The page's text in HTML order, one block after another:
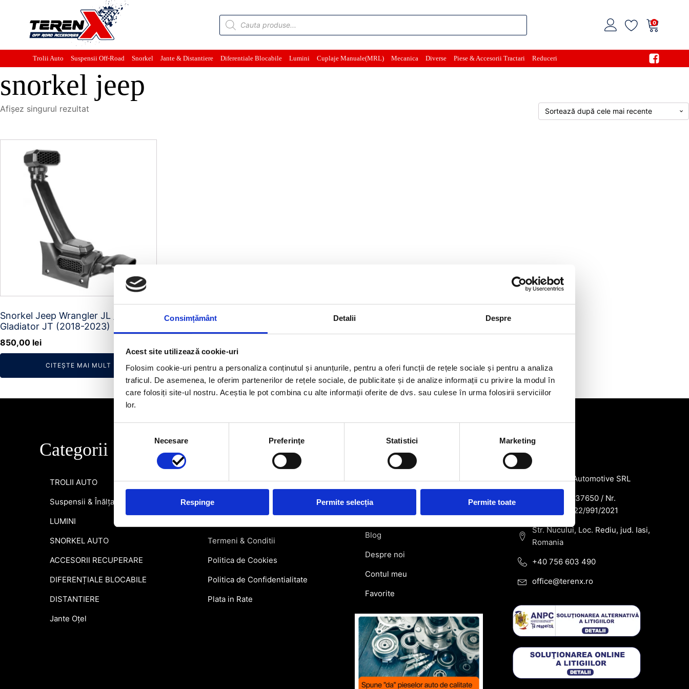
Consimțământ Detalii Despre
Acest site utilizează cookie-uri
Folosim cookie-uri pentru a personaliza conținutul și anunțurile, pentru a oferi funcții de rețele sociale și pentru a analiza
traficul. De asemenea, le oferim partenerilor de rețele sociale, de publicitate și de analize informații cu privire la modul în
care folosiți site-ul nostru. Aceștia le pot combina cu alte informații oferite de dvs. sau culese în urma folosirii serviciilor
lor.
consimțământului
Necesare Preferinţe Statistici Marketing
Respinge Permite selecția Permite toate
Products
search
0
Trolii Auto Suspensii Off-Road Snorkel Jante & Distantiere Diferentiale Blocabile Lumini Cuplaje Manuale(MRL) Mecanica Diverse Piese & Accesorii Tractari Reduceri
snorkel jeep
Afișez singurul rezultat
Snorkel Jeep Wrangler JL /
Gladiator JT (2018-2023)
850,00 lei
CITEȘTE MAI MULT
Categorii
TROLII AUTO
Suspensii & Înălțare
LUMINI
SNORKEL AUTO
ACCESORII RECUPERARE
DIFERENȚIALE BLOCABILE
DISTANTIERE
Jante Oțel
Informatii utile
Informatii Livrare
Garantie si Retur
Termeni & Conditii
Politica de Cookies
Politica de Confidentialitate
Plata in Rate
Link-uri rapide
Retragere din contract
Contact
Blog
Despre noi
Contul meu
Favorite
Contact
SC Terenx Automotive SRL
CUI: RO43937650 / Nr.
Reg.Com: J22/991/2021
Str. Nucului, Loc. Rediu, jud. Iasi,
Romania
+40 756 603 490
office@terenx.ro